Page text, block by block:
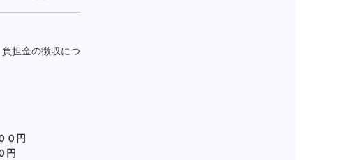
担金の徴収につ
０円
円